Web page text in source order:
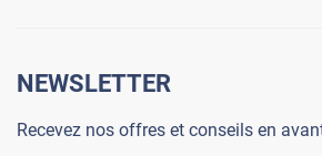
NEWSLETTER
Recevez nos offres et conseils en